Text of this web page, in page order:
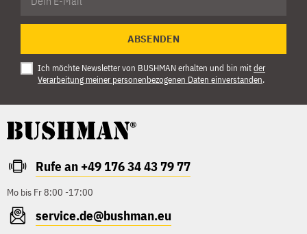
ABSENDEN
Ich möchte Newsletter von BUSHMAN erhalten und bin mitder
Verarbeitung meiner personenbezogenen Daten einverstanden.
Rufe an +49 176 34 43 79 77
Mo bis Fr 8:00 -17:00
service.de@bushman.eu